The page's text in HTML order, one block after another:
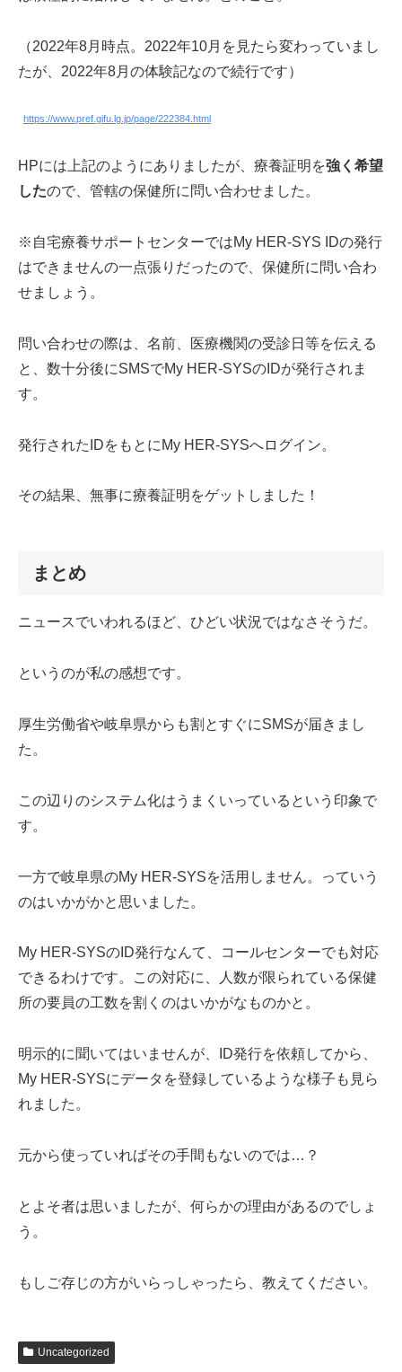
（2022年8月時点。2022年10月を見たら変わっていまし
たが、2022年8月の体験記なので続行です）
https://www.pref.gifu.lg.jp/page/222384.html
HPには上記のようにありましたが、療養証明を強く希望
したので、管轄の保健所に問い合わせました。
※自宅療養サポートセンターではMy HER-SYS IDの発行
はできませんの一点張りだったので、保健所に問い合わ
せましょう。
問い合わせの際は、名前、医療機関の受診日等を伝える
と、数十分後にSMSでMy HER-SYSのIDが発行されま
す。
発行されたIDをもとにMy HER-SYSへログイン。
その結果、無事に療養証明をゲットしました！
まとめ
ニュースでいわれるほど、ひどい状況ではなさそうだ。
というのが私の感想です。
厚生労働省や岐阜県からも割とすぐにSMSが届きまし
た。
この辺りのシステム化はうまくいっているという印象で
す。
一方で岐阜県のMy HER-SYSを活用しません。っていう
のはいかがかと思いました。
My HER-SYSのID発行なんて、コールセンターでも対応
できるわけです。この対応に、人数が限られている保健
所の要員の工数を割くのはいかがなものかと。
明示的に聞いてはいませんが、ID発行を依頼してから、
My HER-SYSにデータを登録しているような様子も見ら
れました。
元から使っていればその手間もないのでは…？
とよそ者は思いましたが、何らかの理由があるのでしょ
う。
もしご存じの方がいらっしゃったら、教えてください。
Uncategorized